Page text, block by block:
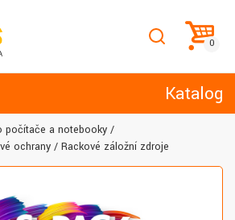
Katalog
počítače a notebooky
ochrany
Rackové záložní zdroje